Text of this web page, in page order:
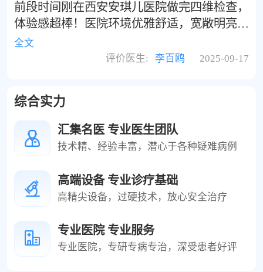
前段时间刚在西安安琪儿医院做完四维检查，
体验感超棒！医院环境优雅舒适，宽敞明亮，
没有那种传统医院的压抑感，等待区有柔软的
沙发，很惬意。做检查时，医生操作专业又细
丫”，让我心里特别踏实 。而且独立诊室设家
属观摩屏，老公能一起看宝宝胎动，这种参与
感太赞了 ！结束后还送了A4纸上8张高清打印
照，能留存宝宝珍贵的影像 。价格方面也很
合理，性价比超高。真的强烈推荐准爸妈们来
这里做四维检查，绝对不会失望！
全文
评价医生:
李百鸥 2025-09-17
综合实力
汇集名医 专业医生团队
技术精、经验丰富，潜心于各种疑难病例
高端设备 专业诊疗基础
高精尖设备，过硬技术，放心安全治疗
专业医院 专业服务
专业医院，专研专病专治，深受患者好评